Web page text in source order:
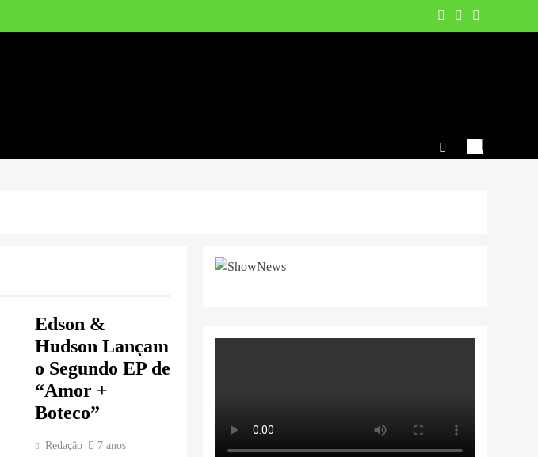
Edson &
Hudson Lançam
o Segundo EP de
“Amor +
Boteco”
Redação
7 anos